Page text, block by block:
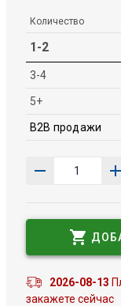
Количество
1-2
3-4
5+
B2B продажи
2026-08-13
закажете сейчас